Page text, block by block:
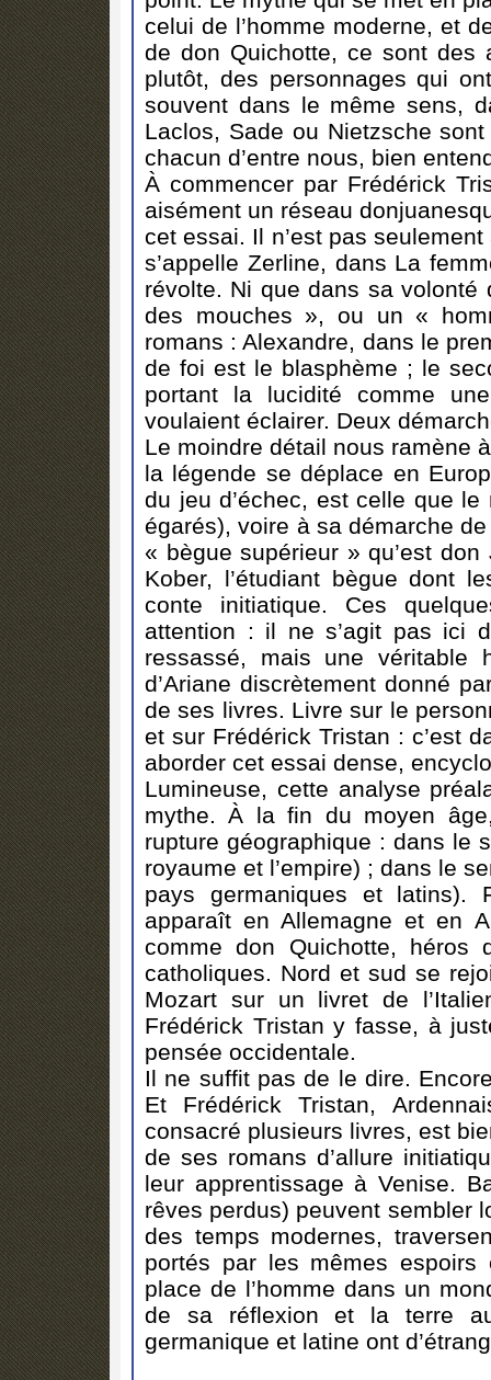
celui de l’homme moderne, et
de don Quichotte, ce sont des
plutôt, des personnages qui
souvent dans le même sens,
Laclos, Sade ou Nietzsche
chacun d’entre nous, bien
À commencer par Frédérick
aisément un réseau
cet essai. Il n’est pas
s’appelle Zerline, dans La
révolte. Ni que dans sa volonté
des mouches », ou un «
romans : Alexandre, dans le
de foi est le blasphème ; le
portant la lucidité comme
voulaient éclairer. Deux
Le moindre détail nous ramène
la légende se déplace en
du jeu d’échec, est celle que
égarés), voire à sa démarche
« bègue supérieur » qu’est
Kober, l’étudiant bègue dont
conte initiatique. Ces
attention : il ne s’agit pas ici
ressassé, mais une véritable
d’Ariane discrètement donné
de ses livres. Livre sur le
et sur Frédérick Tristan : c’est
aborder cet essai dense,
Lumineuse, cette analyse
mythe. À la fin du moyen
rupture géographique : dans le
royaume et l’empire) ; dans le
pays germaniques et latins).
apparaît en Allemagne et en
comme don Quichotte,
catholiques. Nord et sud se
Mozart sur un livret de
Frédérick Tristan y fasse, à
pensée occidentale.
Il ne suffit pas de le dire.
Et Frédérick Tristan,
consacré plusieurs livres, est
de ses romans d’allure
leur apprentissage à Venise.
rêves perdus) peuvent sembler
des temps modernes,
portés par les mêmes
place de l’homme dans un
de sa réflexion et la terre
germanique et latine ont